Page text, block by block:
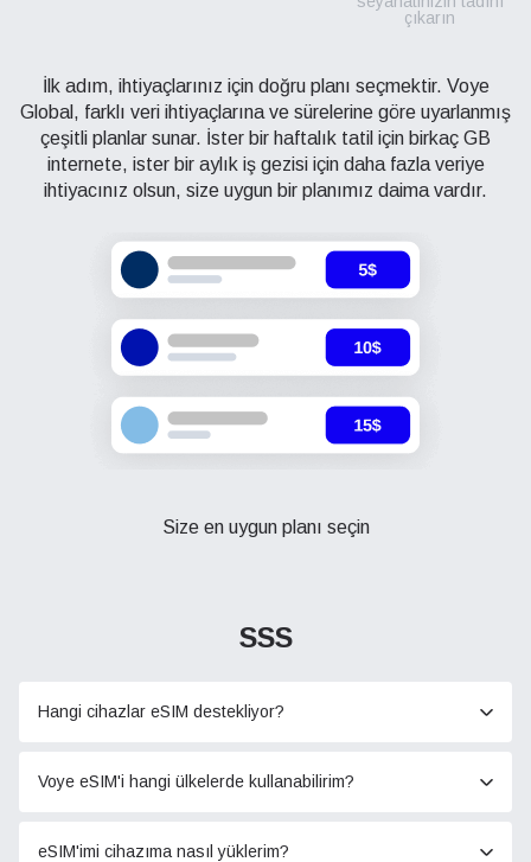
çıkarın
İlk adım, ihtiyaçlarınız için doğru planı seçmektir. Voye
Global, farklı veri ihtiyaçlarına ve sürelerine göre uyarlanmış
çeşitli planlar sunar. İster bir haftalık tatil için birkaç GB
internete, ister bir aylık iş gezisi için daha fazla veriye
ihtiyacınız olsun, size uygun bir planımız daima vardır.
Size en uygun planı seçin
SSS
Hangi cihazlar eSIM destekliyor?
Voye eSIM'i hangi ülkelerde kullanabilirim?
eSIM'imi cihazıma nasıl yüklerim?